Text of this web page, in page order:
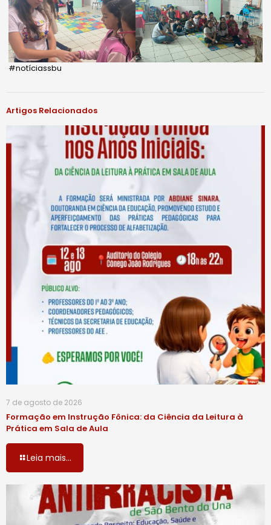
#notíciassbu
Artigos Relacionados
7 de agosto de 2026
Formação em Instrução Fônica: da Ciência da Leitura à
Prática em Sala de Aula
Leia mais...